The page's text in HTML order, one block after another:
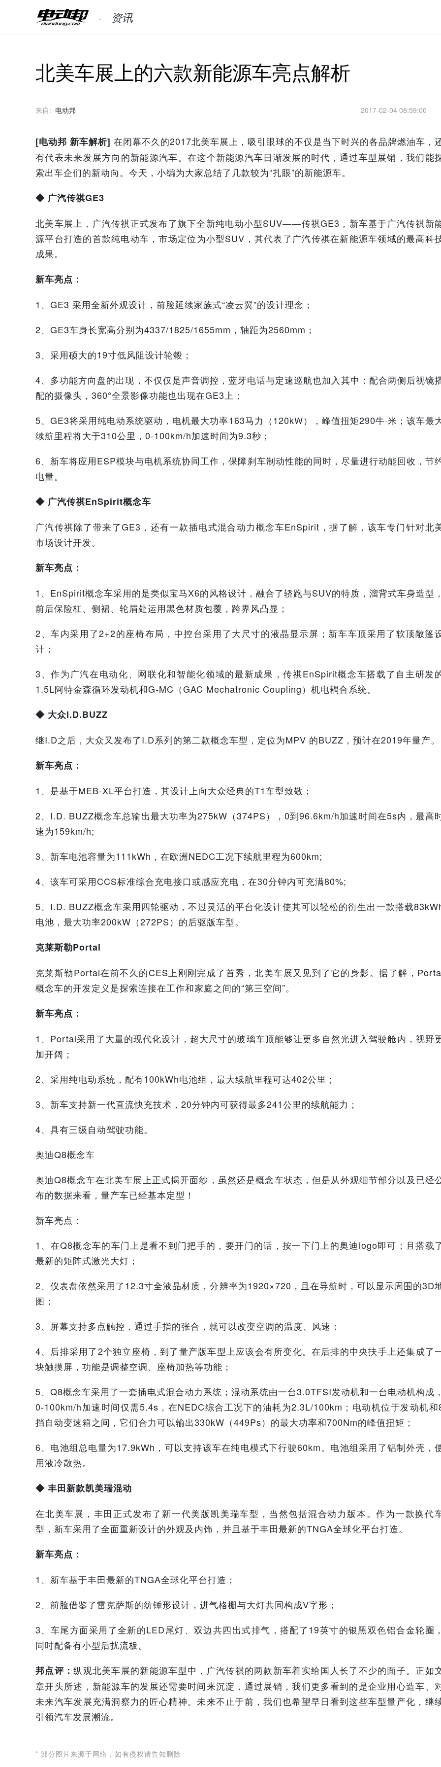
资讯
北美车展上的六款新能源车亮点解析
来自: 电动邦 2017-02-04 08:59:00
[电动邦 新车解析] 在闭幕不久的2017北美车展上，吸引眼球的不仅是当下时兴的各品牌燃油车，
有代表未来发展方向的新能源汽车。在这个新能源汽车日渐发展的时代，通过车型展销，我们能
索出车企们的新动向。 今天，小编为大家总结了几款较为“扎眼”的新能源车。
◆ 广汽传祺GE3
北美车展上，广汽传祺正式发布了旗下全新纯电动小型SUV——传祺GE3，新车基于广汽传祺新
源平台打造的首款纯电动车，市场定位为小型SUV，其代表了广汽传祺在新能源车领域的最高科
成果。
新车亮点：
1、GE3 采用全新外观设计，前脸延续家族式“凌云翼”的设计理念；
2、GE3车身长宽高分别为4337/1825/1655mm，轴距为2560mm；
3、采用硕大的19寸低风阻设计轮毂；
4、多功能方向盘的出现，不仅仅是声音调控，蓝牙电话与定速巡航也加入其中；配合两侧后视镜
配的摄像头，360°全景影像功能也出现在GE3上；
5、GE3将采用纯电动系统驱动，电机最大功率163马力（120kW），峰值扭矩290牛·米；该车最
续航里程将大于310公里，0-100km/h加速时间为9.3秒；
6、新车将应用ESP模块与电机系统协同工作，保障刹车制动性能的同时，尽量进行动能回收，节
电量。
◆ 广汽传祺EnSpirit概念车
广汽传祺除了带来了GE3，还有一款插电式混合动力概念车EnSpirit，据了解，该车专门针对北
市场设计开发。
新车亮点：
1、EnSpirit概念车采用的是类似宝马X6的风格设计，融合了轿跑与SUV的特质，溜背式车身造型
前后保险杠、侧裙、轮眉处运用黑色材质包覆，跨界风凸显；
2、车内采用了2+2的座椅布局，中控台采用了大尺寸的液晶显示屏；新车车顶采用了软顶敞篷
计；
3、作为广汽在电动化、网联化和智能化领域的最新成果，传祺EnSpirit概念车搭载了自主研发
1.5L阿特金森循环发动机和G-MC（GAC Mechatronic Coupling）机电耦合系统。
◆ 大众I.D.BUZZ
继I.D之后，大众又发布了I.D系列的第二款概念车型，定位为MPV 的BUZZ，预计在2019年量产。
新车亮点：
1、是基于MEB-XL平台打造，其设计上向大众经典的T1车型致敬；
2、I.D. BUZZ概念车总输出最大功率为275kW（374PS），0到96.6km/h加速时间在5s内，最高
速为159km/h;
3、新车电池容量为111kWh，在欧洲NEDC工况下续航里程为600km;
4、该车可采用CCS标准综合充电接口或感应充电，在30分钟内可充满80%;
5、I.D. BUZZ概念车采用四轮驱动，不过灵活的平台化设计使其可以轻松的衍生出一款搭载
电池，最大功率200kW（272PS）的后驱版车型。
克莱斯勒Portal
克莱斯勒Portal在前不久的CES上刚刚完成了首秀，北美车展又见到了它的身影。据了解，
概念车的开发定义是探索连接在工作和家庭之间的“第三空间”。
新车亮点：
1、Portal采用了大量的现代化设计，超大尺寸的玻璃车顶能够让更多自然光进入驾驶舱内，视野
加开阔；
2、采用纯电动系统，配有100kWh电池组，最大续航里程可达402公里；
3、新车支持新一代直流快充技术，20分钟内可获得最多241公里的续航能力；
4、具有三级自动驾驶功能。
奥迪Q8概念车
奥迪Q8概念车在北美车展上正式揭开面纱，虽然还是概念车状态，但是从外观细节部分以及已经
布的数据来看，量产车已经基本定型！
新车亮点：
1、在Q8概念车的车门上是看不到门把手的，要开门的话，按一下门上的奥迪logo即可；且搭载
最新的矩阵式激光大灯；
2、仪表盘依然采用了12.3寸全液晶材质，分辨率为1920×720，且在导航时，可以显示周围的3D
图；
3、 屏幕支持多点触控，通过手指的张合，就可以改变空调的温度、风速；
4、 后排采用了2个独立座椅，到了量产版车型上应该会有所变化。在后排的中央扶手上还集成了
块触摸屏，功能是调整空调、座椅加热等功能；
5、Q8概念车采用了一套插电式混合动力系统； 混动系统由一台3.0TFSI发动机和一台电动机构成
0-100km/h加速时间仅需5.4s，在NEDC综合工况下的油耗为2.3L/100km； 电动机位于发动机和
挡自动变速箱之间，它们合力可以输出330kW（449Ps）的最大功率和700Nm的峰值扭矩；
6、电池组总电量为17.9kWh，可以支持该车在纯电模式下行驶60km。电池组采用了铝制外壳，
用液冷散热。
◆ 丰田新款凯美瑞混动
在北美车展，丰田正式发布了新一代美版凯美瑞车型，当然包括混合动力版本。作为一款换代
型，新车采用了全面重新设计的外观及内饰，并且基于丰田最新的TNGA全球化平台打造。
新车亮点：
1、新车基于丰田最新的TNGA全球化平台打造；
2、前脸借鉴了雷克萨斯的纺锤形设计，进气格栅与大灯共同构成V字形；
3、车尾方面采用了全新的LED尾灯、双边共四出式排气，搭配了19英寸的银黑双色铝合金轮圈
同时配备有小型后扰流板。
邦点评：纵观北美车展的新能源车型中，广汽传祺的两款新车着实给国人长了不少的面子。 正如
章开头所述，新能源车的发展还需要时间来沉淀，通过展销，我们更多看到的是企业用心造车、
未来汽车发展充满洞察力的匠心精神。未来不止于前，我们也希望早日看到这些车型量产化，继
引领汽车发展潮流。
* 部分图片来源于网络，如有侵权请告知删除